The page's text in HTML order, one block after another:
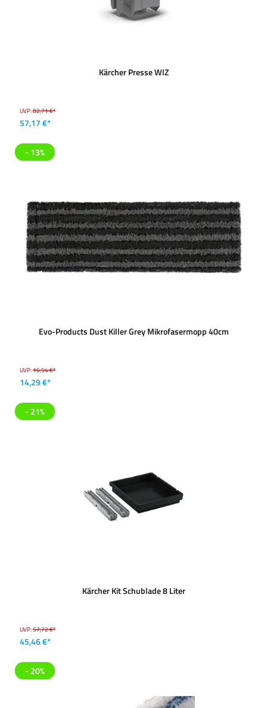
Kärcher Presse WIZ
UVP:82,71 €*
57,17 €*
- 13%
Evo-Products Dust Killer Grey Mikrofasermopp 40cm
UVP:16,54 €*
14,29 €*
- 21%
Kärcher Kit Schublade 8 Liter
UVP:57,72 €*
45,46 €*
- 20%